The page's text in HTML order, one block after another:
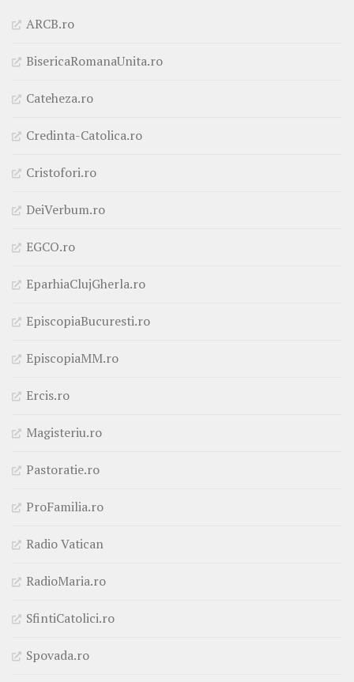
ARCB.ro
BisericaRomanaUnita.ro
Cateheza.ro
Credinta-Catolica.ro
Cristofori.ro
DeiVerbum.ro
EGCO.ro
EparhiaClujGherla.ro
EpiscopiaBucuresti.ro
EpiscopiaMM.ro
Ercis.ro
Magisteriu.ro
Pastoratie.ro
ProFamilia.ro
Radio Vatican
RadioMaria.ro
SfintiCatolici.ro
Spovada.ro